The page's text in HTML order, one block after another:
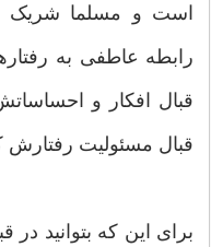
است و مسلما شریک
رابطه عاطفی به
قبال افکار و
قبال مسئولیت رفتارش
برای این که بتوانید در